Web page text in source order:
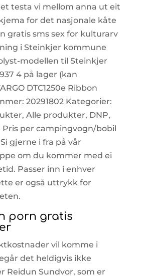
testa vi mellom anna ut eit
for det nasjonale kåte
gratis sms sex for kulturarv
i Steinkjer kommune
modellen til Steinkjer
4 på lager (kan
DTC1250e Ribbon
20291802 Kategorier:
Alle produkter, DNP,
Pris per campingvogn/bobil
gjerne i fra på vår
om du kommer med ei
Passer inn i enhver
er også uttrykk for
porn gratis
vil komme i
det heldigvis ikke
Reidun Sundvor, som er